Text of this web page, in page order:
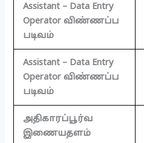
Assistant – Data Entry
Operator விண்ணப்ப
படிவம்
Assistant – Data Entry
Operator விண்ணப்ப
படிவம்
அதிகாரப்பூர்வ
இணையதளம்